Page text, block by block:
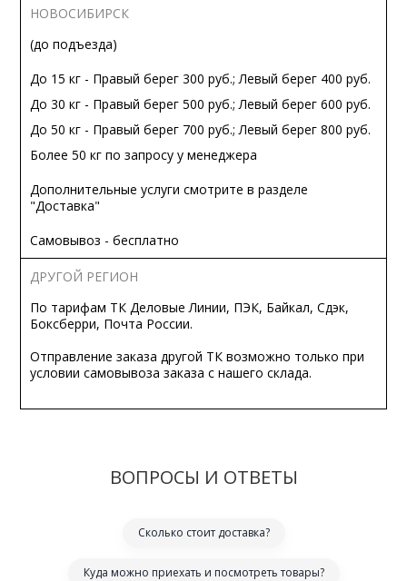
НОВОСИБИРСК
(до подъезда)
До 15 кг - Правый берег 300 руб.; Левый берег 400 руб.
До 30 кг - Правый берег 500 руб.; Левый берег 600 руб.
До 50 кг - Правый берег 700 руб.; Левый берег 800 руб.
Более 50 кг по запросу у менеджера
Дополнительные услуги смотрите в разделе
"Доставка"
Самовывоз - бесплатно
ДРУГОЙ РЕГИОН
По тарифам ТК Деловые Линии, ПЭК, Байкал, Сдэк,
Боксберри, Почта России.
Отправление заказа другой ТК возможно только при
условии самовывоза заказа с нашего склада.
ВОПРОСЫ И ОТВЕТЫ
Сколько стоит доставка?
Куда можно приехать и посмотреть товары?